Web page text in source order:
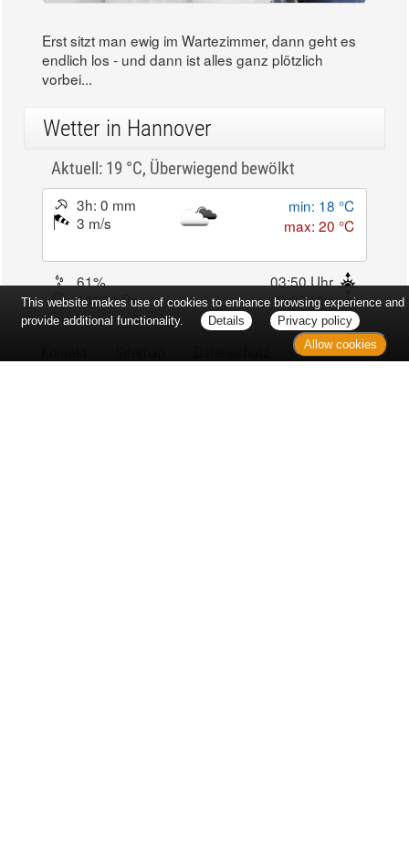
Erst sitzt man ewig im Wartezimmer, dann geht es
endlich los - und dann ist alles ganz plötzlich
vorbei...
Wetter in Hannover
Aktuell: 19 °C, Überwiegend bewölkt
3h: 0 mm
3 m/s
min: 18 °C
max: 20 °C
61%
03:50 Uhr
1023 hPa
19:03 Uhr
This website makes use of cookies to enhance browsing experience and
provide additional functionality.
Details
Privacy policy
Allow cookies